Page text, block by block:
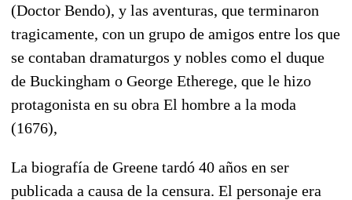
(Doctor Bendo), y las aventuras, que terminaron
tragicamente, con un grupo de amigos entre los que
se contaban dramaturgos y nobles como el duque
de Buckingham o George Etherege, que le hizo
protagonista en su obra El hombre a la moda
(1676),
La biografía de Greene tardó 40 años en ser
publicada a causa de la censura. El personaje era